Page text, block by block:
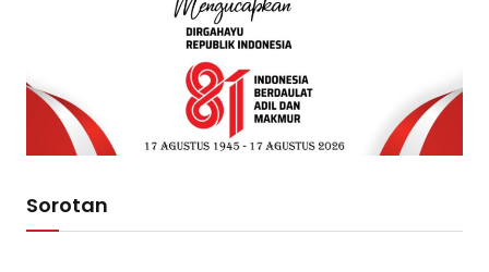
Sorotan